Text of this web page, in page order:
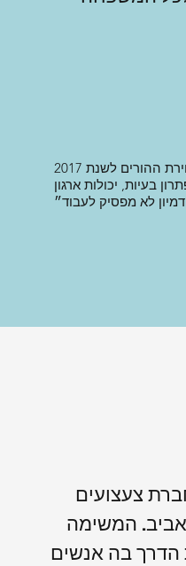
מדליית הזהב של פרס בחירת ההורים לשנת 2017
בעיות, יכולות ארגון
צעצועים
המשימה
הדרך בה אנשים